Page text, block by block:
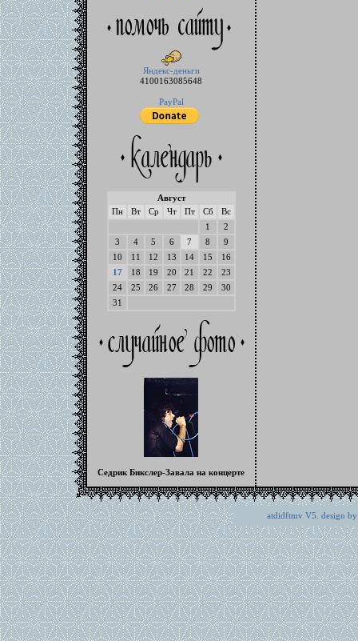
Яндекс-деньги
4100163085648
PayPal
Август
Пн
Вт Ср Чт Пт Сб
Вс
1
2
3
4 5 6 7 8
9
10
11 12 13 14 15
16
17
18 19 20 21 22
23
24
25 26 27 28 29
30
31
Седрик Бикслер-Завала на концерте
atdidftmv V5. design